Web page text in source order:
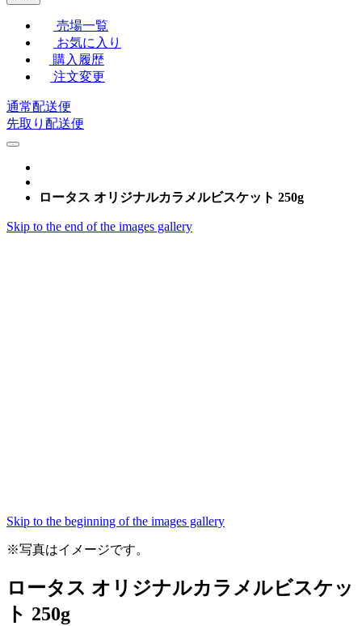
売場一覧
お気に入り
購入履歴
注文変更
通常配送便
先取り配送便
ロータス オリジナルカラメルビスケット 250g
Skip to the end of the images gallery
Skip to the beginning of the images gallery
※写真はイメージです。
ロータス オリジナルカラメルビスケッ
ト 250g